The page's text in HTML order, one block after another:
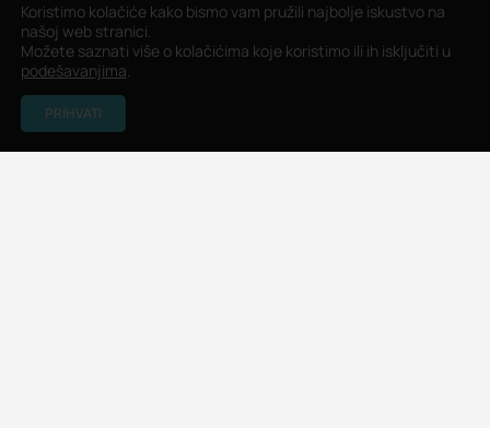
Koristimo kolačiće kako bismo vam pružili najbolje iskustvo na
našoj web stranici.
Možete saznati više o kolačićima koje koristimo ili ih isključiti u
podešavanjima.
PRIHVATI